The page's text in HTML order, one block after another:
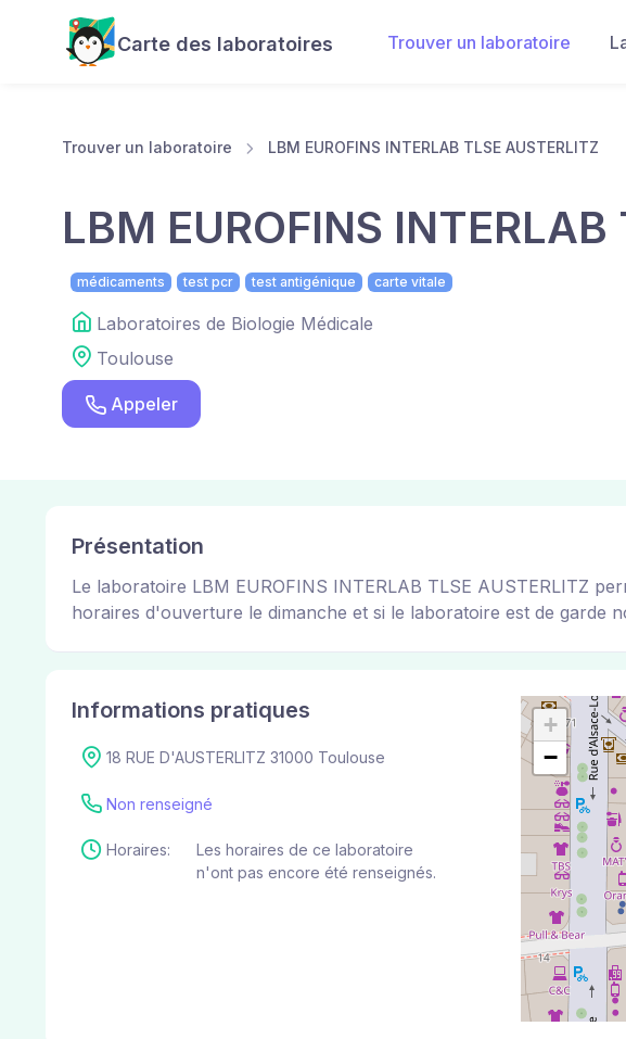
Carte des laboratoires Trouver un laboratoire
Trouver un laboratoire LBM EUROFINS INTERLAB TLSE AUSTERLITZ
LBM EUROFINS
médicaments test pcr test antigénique carte vitale
Laboratoires de Biologie Médicale
Toulouse
Appeler
Présentation
Le laboratoire LBM EUROFINS INTERLAB TLSE AUSTERLITZ
horaires d'ouverture le dimanche et si le laboratoire est de garde
Informations pratiques
18 RUE D'AUSTERLITZ 31000 Toulouse
Non renseigné
Horaires:
Les horaires de ce laboratoire
n'ont pas encore été renseignés.
+
−